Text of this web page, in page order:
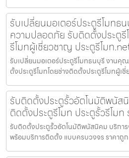
รับเปลี่ยนมอเตอร์ประตูรีโมท
ความปลอดภัย รับติดตั้งประตูรี
รีโมทผู้เชี่ยวชาญ ประตูรีโมท
รับเปลี่ยนมอเตอร์ประตูรีโมทธนบุรี งาน
ตั้งประตูรีโมทโดยช่างติดตั้งประตูรีโมทผู้เ
รับติดตั้งประตูรั้วอัตโนมัติพนัส
ติดตั้งประตูรีโมท ประตูรั้วรีโมท
รับติดตั้งประตูรั้วอัตโนมัติพนัสนิคม บริการ
พร้อมบริการติดตั้ง แบบครบวงจร ราคาถู